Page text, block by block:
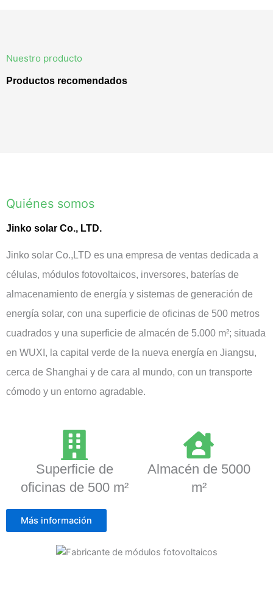
Nuestro producto
Productos recomendados
Quiénes somos
Jinko solar Co., LTD.
Jinko solar Co.,LTD es una empresa de ventas dedicada a
células, módulos fotovoltaicos, inversores, baterías de
almacenamiento de energía y sistemas de generación de
energía solar, con una superficie de oficinas de 500 metros
cuadrados y una superficie de almacén de 5.000 m²; situada
en WUXI, la capital verde de la nueva energía en Jiangsu,
cerca de Shanghai y de cara al mundo, con un transporte
cómodo y un entorno agradable.
Superficie de
oficinas de 500 m²
Almacén de 5000
m²
Más información